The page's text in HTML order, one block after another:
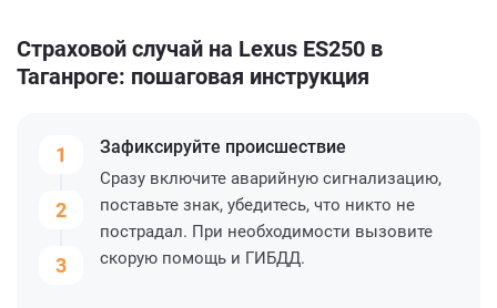
Страховой случай на Lexus ES250 в
Таганроге: пошаговая инструкция
1
2
3
Зафиксируйте происшествие
Сразу включите аварийную сигнализацию,
поставьте знак, убедитесь, что никто не
пострадал. При необходимости вызовите
скорую помощь и ГИБДД.